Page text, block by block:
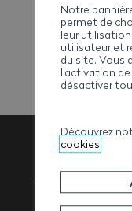
+41279467983
Walliser
Notre
permet de
leur
utilisateur et
du site. Vous
l’activation
désactiver
Découvrez
cookies